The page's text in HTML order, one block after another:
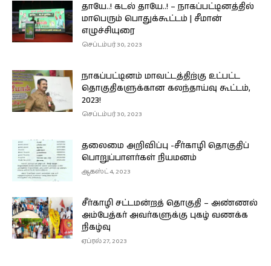
தாயே..! கடல் தாயே..! – நாகப்பட்டினத்தில்
மாபெரும் பொதுக்கூட்டம் | சீமான்
எழுச்சியுரை
செப்டம்பர் 30, 2023
நாகப்பட்டினம் மாவட்டத்திற்கு உட்பட்ட
தொகுதிகளுக்கான கலந்தாய்வு கூட்டம்,
2023!
செப்டம்பர் 30, 2023
தலைமை அறிவிப்பு -சீர்காழி தொகுதிப்
பொறுப்பாளர்கள் நியமனம்
ஆகஸ்ட் 4, 2023
சீர்காழி சட்டமன்றத் தொகுதி – அண்ணல்
அம்பேத்கர் அவர்களுக்கு புகழ் வணக்க
நிகழ்வு
ஏப்ரல் 27, 2023